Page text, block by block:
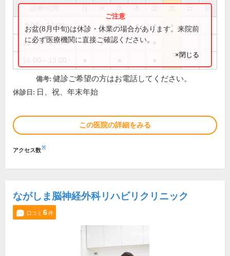
祝
9:00～12:00 ● ● ● ● ●
13:00～15:00 ● ●
お盆(8月中旬)は休診・休業の場合があります。来院前
に必ず医療機関に直接ご確認ください。
×閉じる
備考: 健診ご希望の方はお電話してください。
休診日: 日、祝、年末年始
この医院の詳細をみる
アクセス数※
ながしま脳神経外科リハビリクリニック
口コミ 6件